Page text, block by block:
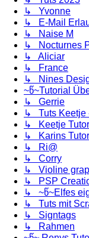
↳ Yvonne
↳ E-Mail
↳ Naise M
↳ Nocturnes
↳ Aliciar
↳ France
↳ Nines
~წ~Tutorial
↳ Gerrie
↳ Tuts Keetje
↳ Keetje
↳ Karins
↳ Ri@
↳ Corry
↳ Violine
↳ PSP
↳ ~წ~Elfes
↳ Tuts mit
↳ Signtags
↳ Rahmen